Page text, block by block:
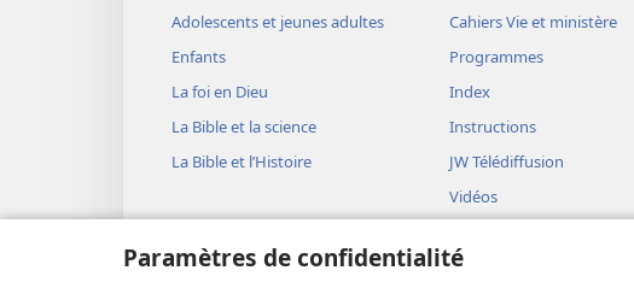
Paramètres de confidentialité
Adolescents et jeunes adultes
Enfants
La foi en Dieu
La Bible et la science
La Bible et l’Histoire
Cahiers Vie et ministère
Programmes
Index
Instructions
JW Télédiffusion
Vidéos
Représentations théâtrales